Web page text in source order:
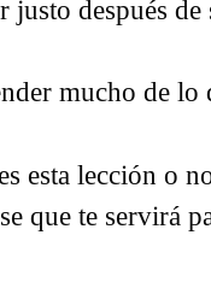
justo después de
mucho de
esta lección o
que te servirá